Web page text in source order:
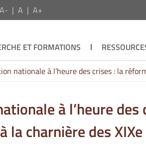
A- A A+
ET FORMATIONS
nationale à l’heure des crises : la
à l’heure des
charnière des XIXe